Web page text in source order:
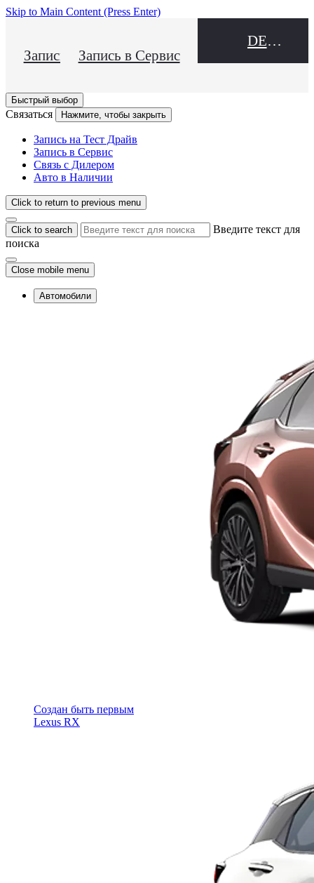
Skip to Main Content (Press Enter)
Запись на Тест Драйв
Запись в Сервис
DEALER NAME
Быстрый выбор
Связаться Нажмите, чтобы закрыть
Запись на Тест Драйв
Запись в Сервис
Связь с Дилером
Авто в Наличии
Click to return to previous menu
Click to search
Введите текст для
поиска
Close mobile menu
Автомобили
Cоздан быть первым
Lexus RX